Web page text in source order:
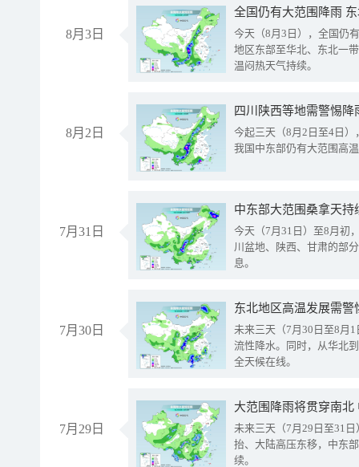
8月3日
全国仍有大范围降雨
今天（8月3日），全国仍
地区东部至华北、东北一
温闷热天气持续。
8月2日
今起三天（8月2日至4日
我国中东部仍有大范围高
7月31日
中东部大范围桑拿天
今天（7月31日）至8月初
川盆地、陕西、甘肃的部
息。
7月30日
东北地区高温发展需
未来三天（7月30日至8月
流性降水。同时，从华北
全天候在线。
7月29日
大范围降雨将贯穿南
未来三天（7月29日至31
抬、大陆高压东移，中东
续。